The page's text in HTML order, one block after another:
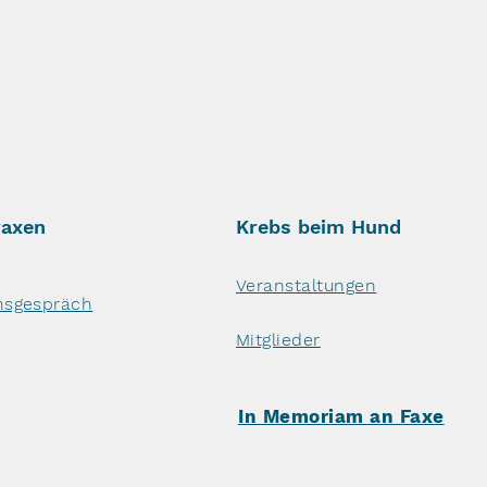
Krebs beim Hund
Veranstaltungen
Mitglieder
In Memoriam an Faxe